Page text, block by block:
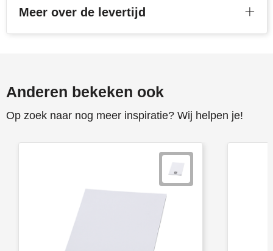
Meer over de levertijd
Anderen bekeken ook
Op zoek naar nog meer inspiratie? Wij helpen je!